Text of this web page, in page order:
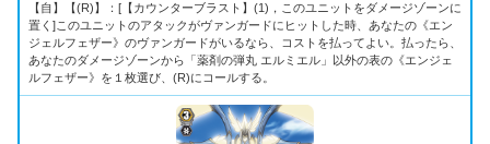
【自】【(R)】：[【カウンターブラスト】(1)，このユニットをダメージゾーンに
置く]このユニットのアタックがヴァンガードにヒットした時、あなたの《エン
ジェルフェザー》のヴァンガードがいるなら、コストを払ってよい。払ったら、
あなたのダメージゾーンから「薬剤の弾丸 エルミエル」以外の表の《エンジェ
ルフェザー》を１枚選び、(R)にコールする。